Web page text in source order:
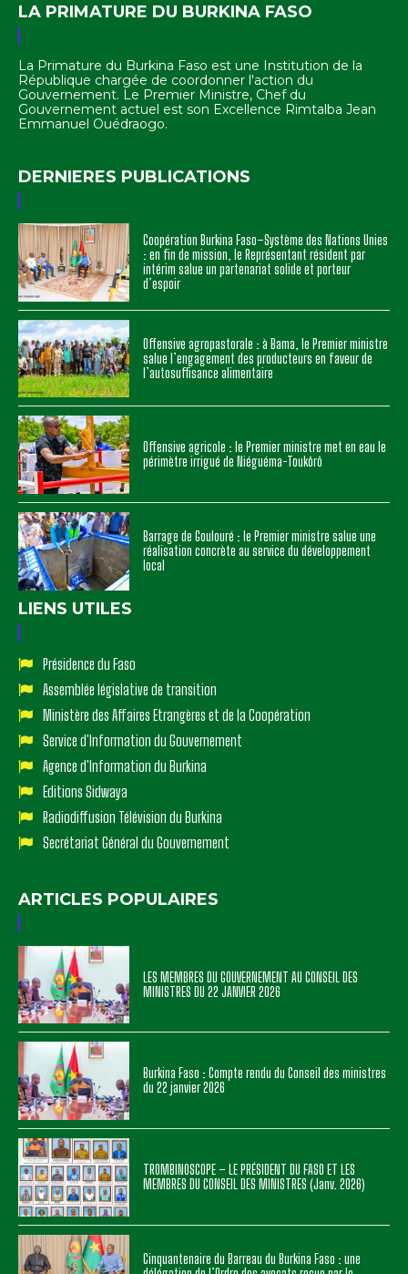
LA PRIMATURE DU BURKINA FASO
La Primature du Burkina Faso est une Institution de la
République chargée de coordonner l'action du
Gouvernement. Le Premier Ministre, Chef du
Gouvernement actuel est son Excellence Rimtalba Jean
Emmanuel Ouédraogo.
DERNIERES PUBLICATIONS
Coopération Burkina Faso–Système des Nations Unies
: en fin de mission, le Représentant résident par
intérim salue un partenariat solide et porteur
d’espoir
Offensive agropastorale : à Bama, le Premier ministre
salue l’engagement des producteurs en faveur de
l’autosuffisance alimentaire
Offensive agricole : le Premier ministre met en eau le
périmètre irrigué de Niéguéma-Toukôrô
Barrage de Goulouré : le Premier ministre salue une
réalisation concrète au service du développement
local
LIENS UTILES
Présidence du Faso
Assemblée législative de transition
Ministère des Affaires Etrangères et de la Coopération
Service d'Information du Gouvernement
Agence d'Information du Burkina
Editions Sidwaya
Radiodiffusion Télévision du Burkina
Secrétariat Général du Gouvernement
ARTICLES POPULAIRES
LES MEMBRES DU GOUVERNEMENT AU CONSEIL DES
MINISTRES DU 22 JANVIER 2026
Burkina Faso : Compte rendu du Conseil des ministres
du 22 janvier 2026
TROMBINOSCOPE – LE PRÉSIDENT DU FASO ET LES
MEMBRES DU CONSEIL DES MINISTRES (Janv. 2026)
Cinquantenaire du Barreau du Burkina Faso : une